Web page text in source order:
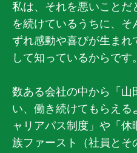
私は、それを悪いことだ
を続けているうちに、
ずれ感動や喜びが生まれ
して知っているからです。
数ある会社の中から「山
い、働き続けてもらえる
ャリアパス制度」や「
族ファースト（社員とそ